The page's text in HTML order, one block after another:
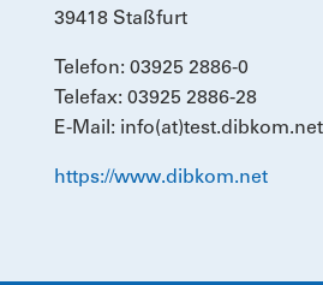
39418 Staßfurt
Telefon: 03925 2886-0
Telefax: 03925 2886-28
E-Mail:
https://www.dibkom.net